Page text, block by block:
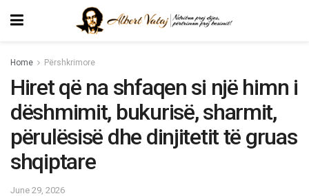
Home Përshkrimore
Hiret që na shfaqen si një himn i
dëshmimit, bukurisë, sharmit,
përulësisë dhe dinjitetit të gruas
shqiptare
June 29, 2026